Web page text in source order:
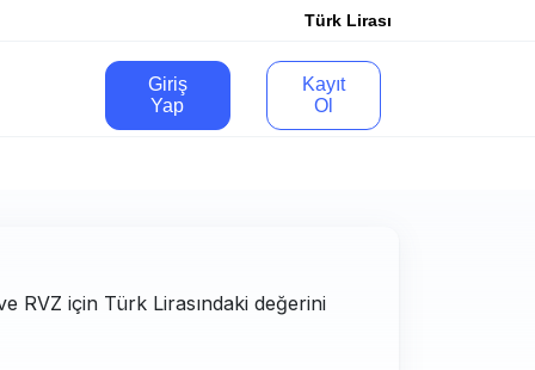
Türk Lirası
Giriş
Yap
Kayıt
Ol
RVZ için Türk Lirasındaki değerini